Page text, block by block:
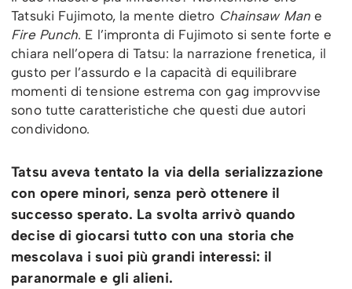
Tatsuki Fujimoto, la mente dietro Chainsaw Mane
Fire Punch. E l’impronta di Fujimoto si sente forte e
chiara nell’opera di Tatsu: la narrazione frenetica, il
gusto per l’assurdo e la capacità di equilibrare
momenti di tensione estrema con gag improvvise
sono tutte caratteristiche che questi due autori
condividono.
Tatsu aveva tentato la via della serializzazione
con opere minori, senza però ottenere il
successo sperato. La svolta arrivò quando
decise di giocarsi tutto con una storia che
mescolava i suoi più grandi interessi: il
paranormale e gli alieni.